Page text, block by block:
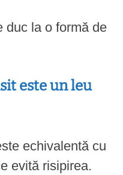
duc la o formă de
este un leu
echivalentă cu
evită risipirea.